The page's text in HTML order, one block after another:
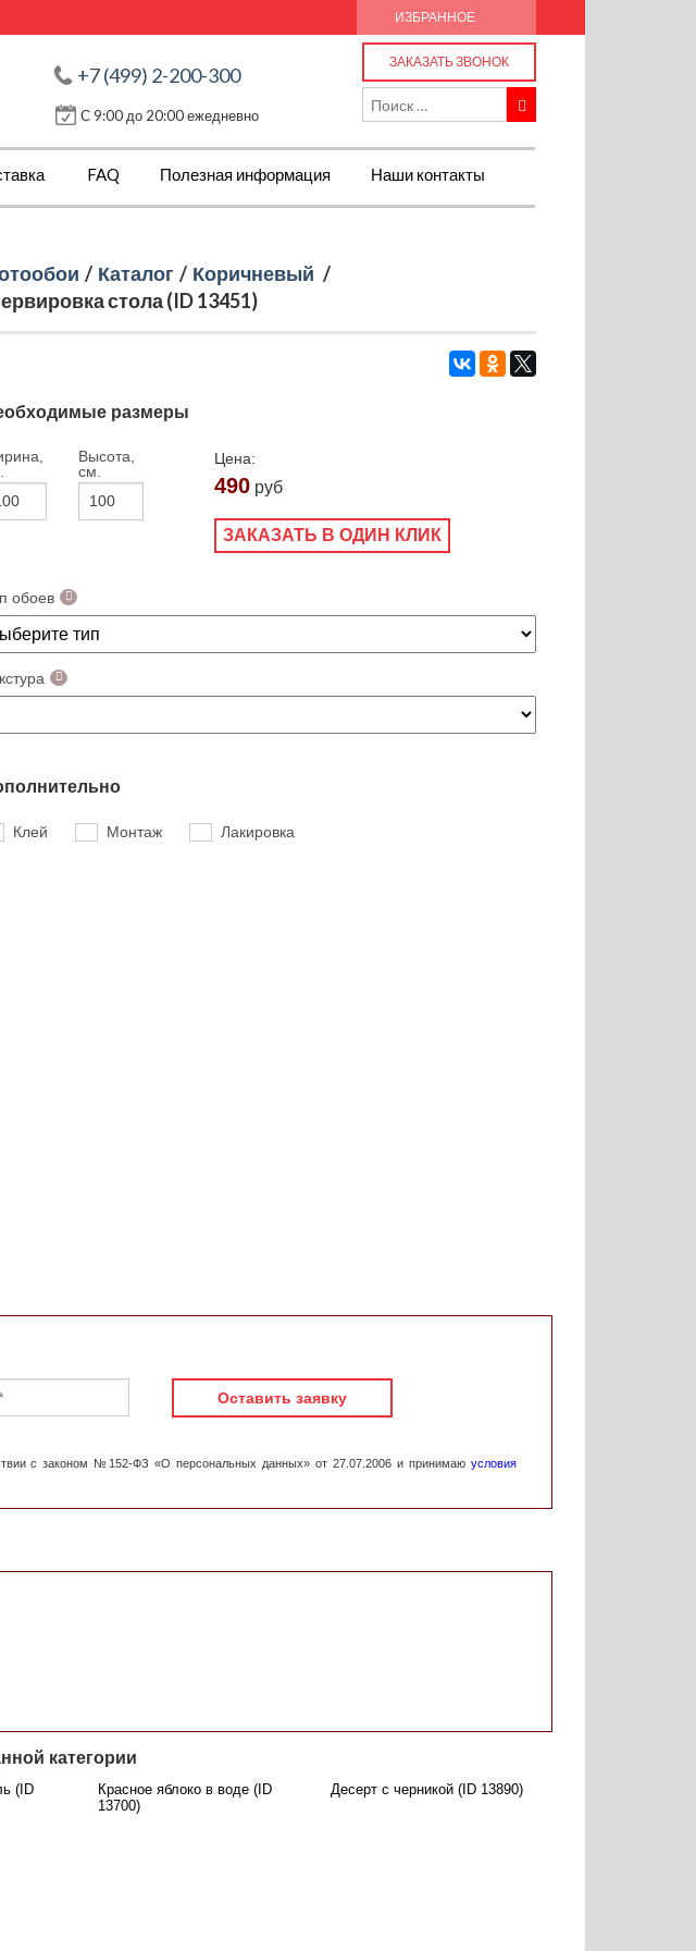
ИЗБРАННОЕ
+7 (499) 2-200-300
С 9:00 до 20:00 ежедневно
ЗАКАЗАТЬ ЗВОНОК
FAQ Полезная информация Наши контакты
/ Каталог / Коричневый /
стола (ID 13451)
размеры
Высота,
см.
Цена:
490 руб
ЗАКАЗАТЬ В ОДИН КЛИК
обоев
Клей Монтаж Лакировка
Оставить заявку
с законом №152-ФЗ «О персональных данных» от 27.07.2006 и принимаю условия
категории
(ID
Красное яблоко в воде (ID
13700)
Десерт с черникой (ID 13890)